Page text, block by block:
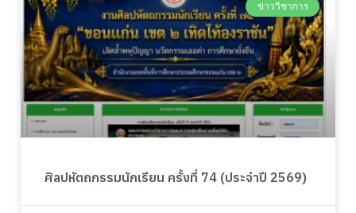
ข่าววิชาการ
ศิลปหัตถกรรมนักเรียน ครั้งที่ 74 (ประจำปี 2569)